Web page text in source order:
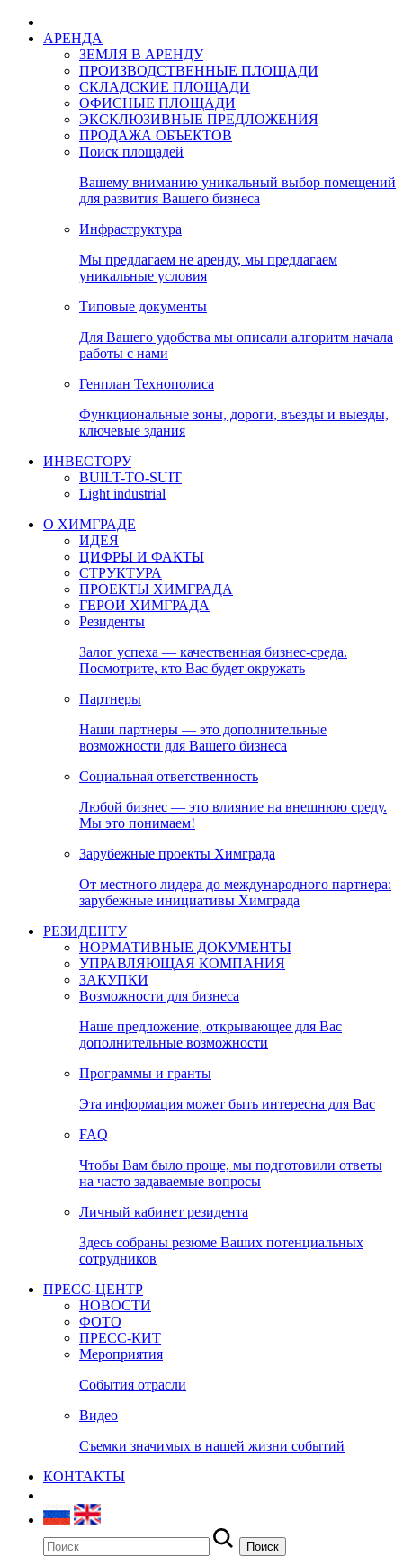
АРЕНДА
ЗЕМЛЯ В АРЕНДУ
ПРОИЗВОДСТВЕННЫЕ ПЛОЩАДИ
СКЛАДСКИЕ ПЛОЩАДИ
ОФИСНЫЕ ПЛОЩАДИ
ЭКСКЛЮЗИВНЫЕ ПРЕДЛОЖЕНИЯ
ПРОДАЖА ОБЪЕКТОВ
Поиск площадей
Вашему вниманию уникальный выбор помещений
для развития Вашего бизнеса
Инфраструктура
Мы предлагаем не аренду, мы предлагаем
уникальные условия
Типовые документы
Для Вашего удобства мы описали алгоритм начала
работы с нами
Генплан Технополиса
Функциональные зоны, дороги, въезды и выезды,
ключевые здания
ИНВЕСТОРУ
BUILT-TO-SUIT
Light industrial
О ХИМГРАДЕ
ИДЕЯ
ЦИФРЫ И ФАКТЫ
СТРУКТУРА
ПРОЕКТЫ ХИМГРАДА
ГЕРОИ ХИМГРАДА
Резиденты
Залог успеха — качественная бизнес-среда.
Посмотрите, кто Вас будет окружать
Партнеры
Наши партнеры — это дополнительные
возможности для Вашего бизнеса
Социальная ответственность
Любой бизнес — это влияние на внешнюю среду.
Мы это понимаем!
Зарубежные проекты Химграда
От местного лидера до международного партнера:
зарубежные инициативы Химграда
РЕЗИДЕНТУ
НОРМАТИВНЫЕ ДОКУМЕНТЫ
УПРАВЛЯЮЩАЯ КОМПАНИЯ
ЗАКУПКИ
Возможности для бизнеса
Наше предложение, открывающее для Вас
дополнительные возможности
Программы и гранты
Эта информация может быть интересна для Вас
FAQ
Чтобы Вам было проще, мы подготовили ответы
на часто задаваемые вопросы
Личный кабинет резидента
Здесь собраны резюме Ваших потенциальных
сотрудников
ПРЕСС-ЦЕНТР
НОВОСТИ
ФОТО
ПРЕСС-КИТ
Мероприятия
События отрасли
Видео
Съемки значимых в нашей жизни событий
КОНТАКТЫ